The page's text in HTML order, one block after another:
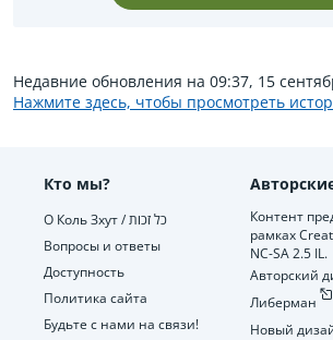
Недавние обновления на 09:37, 15
Нажмите здесь, чтобы просмотреть
Кто мы?
О Коль Зхут / כל זכות
Вопросы и ответы
Доступность
Политика сайта
Будьте с нами на связи!
Контент
рамках
NC-SA 2.5 IL.
Авторский
Либерман
Новый